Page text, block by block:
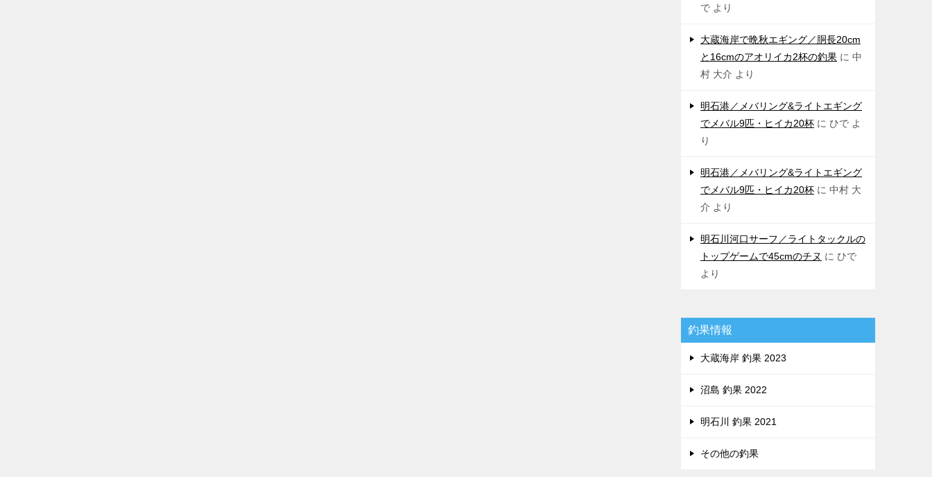
で より
大蔵海岸で晩秋エギング／胴長20cm
と16cmのアオリイカ2杯の釣果 に 中
村 大介 より
明石港／メバリング&ライトエギング
でメバル9匹・ヒイカ20杯 に ひで よ
り
明石港／メバリング&ライトエギング
でメバル9匹・ヒイカ20杯 に 中村 大
介 より
明石川河口サーフ／ライトタックルの
トップゲームで45cmのチヌ に ひで
より
釣果情報
大蔵海岸 釣果 2023
沼島 釣果 2022
明石川 釣果 2021
その他の釣果